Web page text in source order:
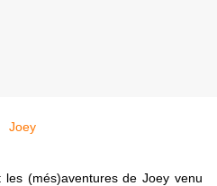
(més)aventures de Joey venu